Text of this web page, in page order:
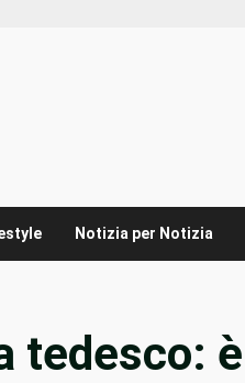
Notizia per Notizia
tedesco: è